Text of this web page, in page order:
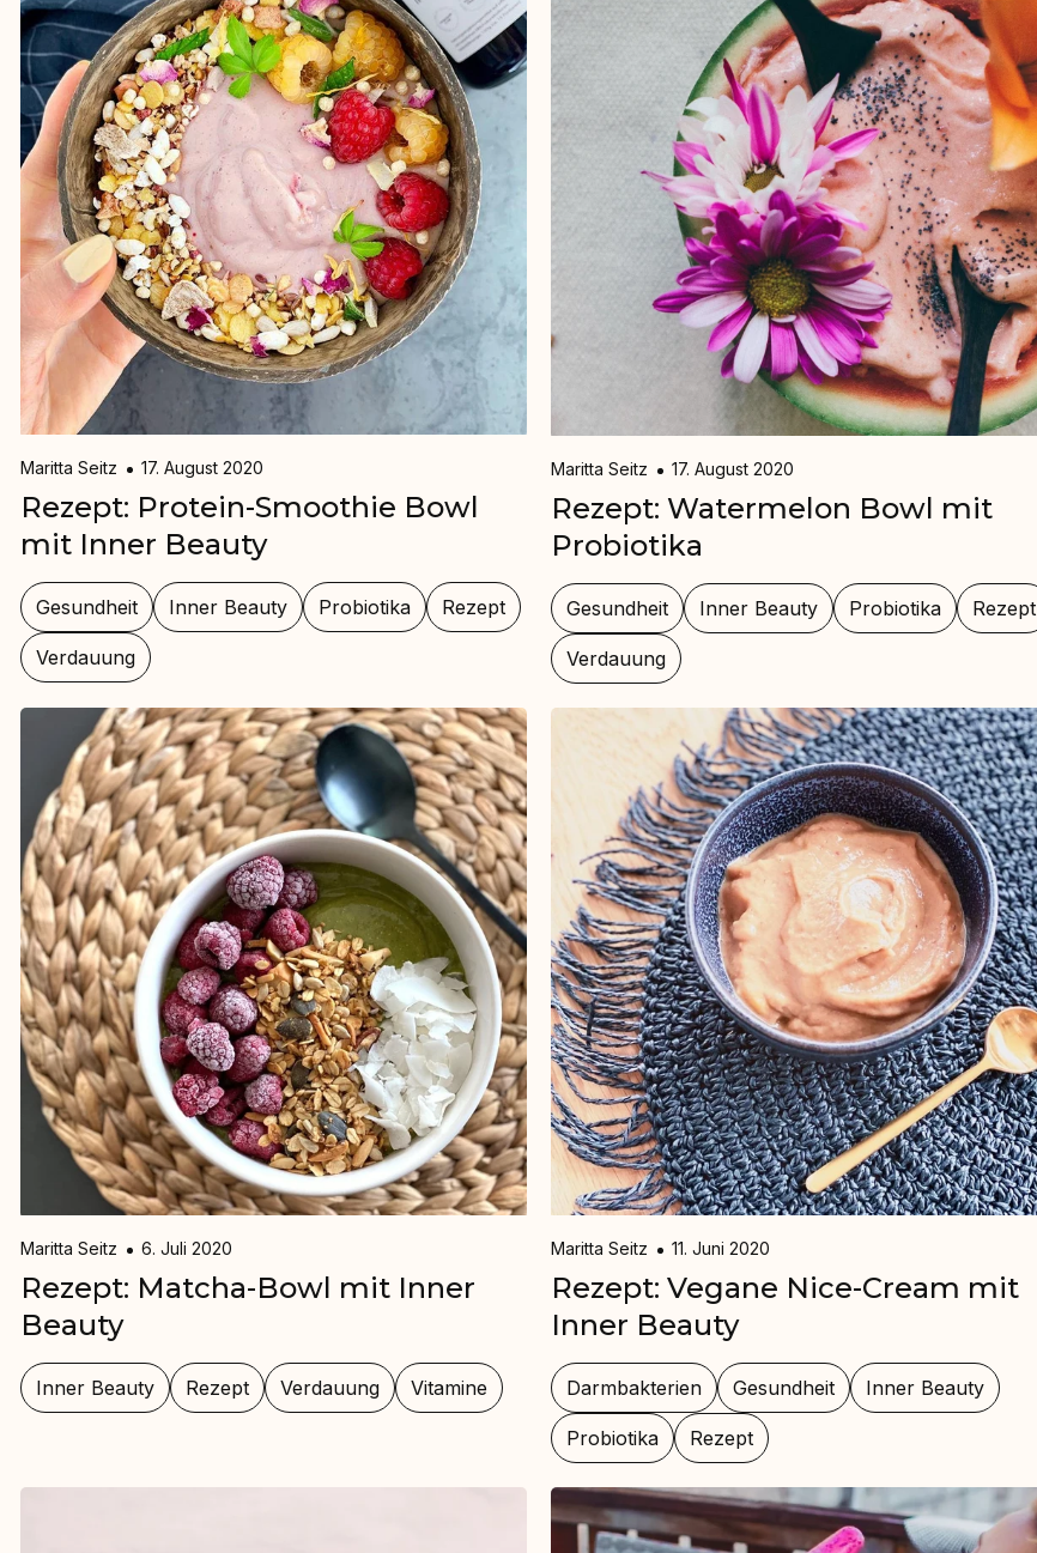
Maritta Seitz 17. August 2020
Rezept: Protein-Smoothie Bowl
mit Inner Beauty
Gesundheit Inner Beauty Probiotika Rezept
Verdauung
Maritta Seitz 17. August 2020
Rezept: Watermelon Bowl mit
Probiotika
Gesundheit Inner Beauty Probiotika Rezept
Verdauung
Maritta Seitz 6. Juli 2020
Rezept: Matcha-Bowl mit Inner
Beauty
Inner Beauty Rezept Verdauung Vitamine
Maritta Seitz 11. Juni 2020
Rezept: Vegane Nice-Cream mit
Inner Beauty
Darmbakterien Gesundheit Inner Beauty
Probiotika Rezept